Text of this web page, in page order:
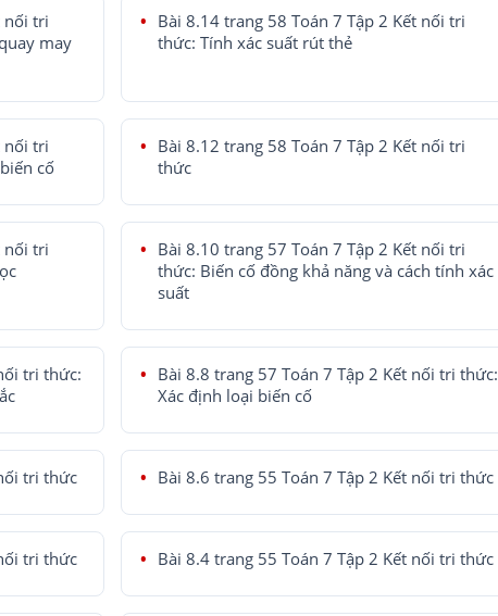
nối tri
may
Bài 8.14 trang 58 Toán 7 Tập 2 Kết nối tri
thức: Tính xác suất rút thẻ
nối tri
cố
Bài 8.12 trang 58 Toán 7 Tập 2 Kết nối tri
thức
nối tri
Bài 8.10 trang 57 Toán 7 Tập 2 Kết nối tri
thức: Biến cố đồng khả năng và cách tính xác
suất
tri thức:
Bài 8.8 trang 57 Toán 7 Tập 2 Kết nối tri thức:
Xác định loại biến cố
tri thức Bài 8.6 trang 55 Toán 7 Tập 2 Kết nối tri thức
tri thức Bài 8.4 trang 55 Toán 7 Tập 2 Kết nối tri thức